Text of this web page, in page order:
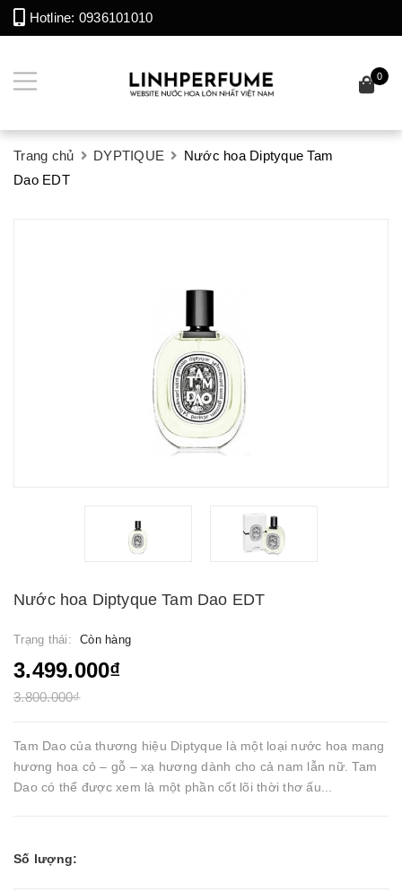
Hotline: 0936101010
0
Trang chủ DYPTIQUE
Nước hoa Diptyque Tam
Dao EDT
Nước hoa Diptyque Tam Dao EDT
Trạng thái: Còn hàng
3.499.000₫
3.800.000₫
Tam Dao của thương hiệu Diptyque là một loại nước hoa mang
hương hoa cỏ – gỗ – xạ hương dành cho cả nam lẫn nữ. Tam
Dao có thể được xem là một phần cốt lõi thời thơ ấu...
Số lượng: